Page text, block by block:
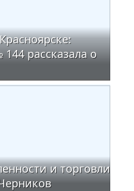
рассказала о
и торговли